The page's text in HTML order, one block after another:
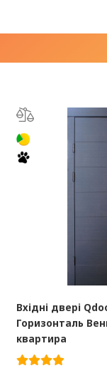
Вхідні двері
Горизонталь
квартира